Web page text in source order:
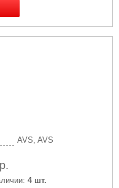
AVS, AVS
р.
4 шт.